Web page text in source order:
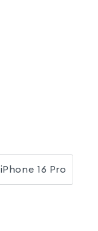
iPhone 16 Pro